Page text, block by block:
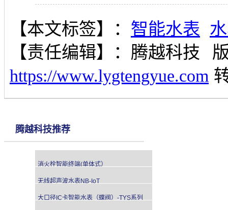
【本文标签】： 智能水表
【责任编辑】： 腾越科技
https://www.lygtengyue.com
腾越科技推荐
消火栓智能终端(单体式）
无线超声波水表NB-IoT
大口径IC卡智能水表（蝶阀）-TYS系列